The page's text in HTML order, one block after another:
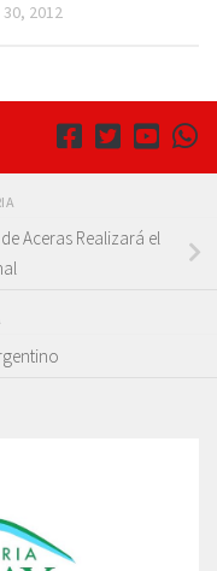
30, 2012
Aceras Realizará el